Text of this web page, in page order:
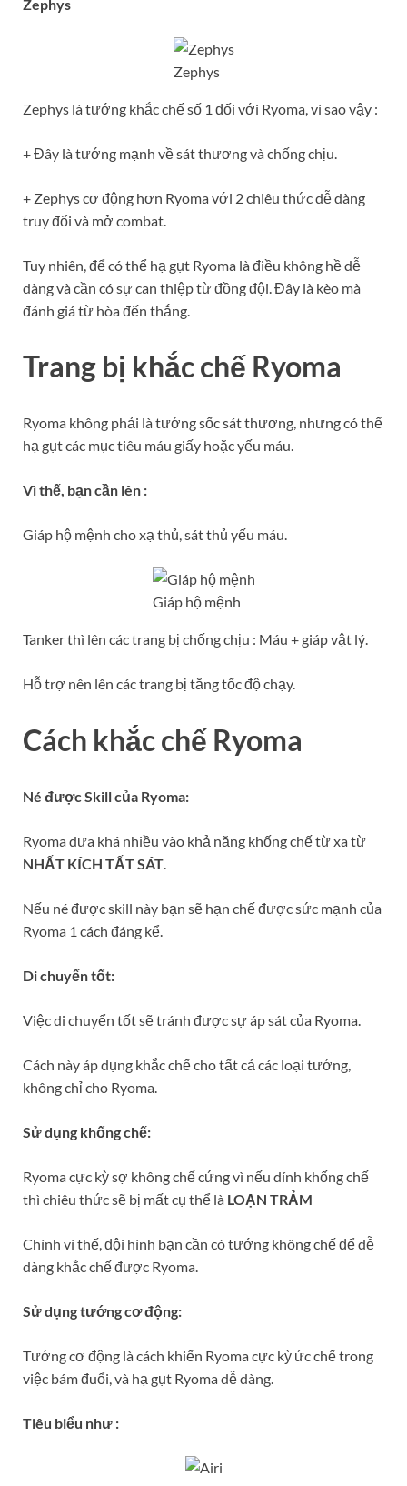
Zephys
Zephys
Zephys là tướng khắc chế số 1 đối với Ryoma, vì sao vậy :
+ Đây là tướng mạnh về sát thương và chống chịu.
+ Zephys cơ động hơn Ryoma với 2 chiêu thức dễ dàng
truy đổi và mở combat.
Tuy nhiên, để có thể hạ gụt Ryoma là điều không hề dễ
dàng và cần có sự can thiệp từ đồng đội. Đây là kèo mà
đánh giá từ hòa đến thắng.
Trang bị khắc chế Ryoma
Ryoma không phải là tướng sốc sát thương, nhưng có thể
hạ gụt các mục tiêu máu giấy hoặc yếu máu.
Vì thế, bạn cần lên :
Giáp hộ mệnh cho xạ thủ, sát thủ yếu máu.
Giáp hộ mệnh
Tanker thì lên các trang bị chống chịu : Máu + giáp vật lý.
Hỗ trợ nên lên các trang bị tăng tốc độ chạy.
Cách khắc chế Ryoma
Né được Skill của Ryoma:
Ryoma dựa khá nhiều vào khả năng khống chế từ xa từ
NHẤT KÍCH TẤT SÁT
Nếu né được skill này bạn sẽ hạn chế được sức mạnh của
Ryoma 1 cách đáng kể.
Di chuyển tốt:
Việc di chuyển tốt sẽ tránh được sự áp sát của Ryoma.
Cách này áp dụng khắc chế cho tất cả các loại tướng,
không chỉ cho Ryoma.
Sử dụng khống chế:
Ryoma cực kỳ sợ không chế cứng vì nếu dính khống chế
thì chiêu thức sẽ bị mất cụ thể là LOẠN TRẢM
Chính vì thế, đội hình bạn cần có tướng không chế để dễ
dàng khắc chế được Ryoma.
Sử dụng tướng cơ động:
Tướng cơ động là cách khiến Ryoma cực kỳ ức chế trong
việc bám đuổi, và hạ gụt Ryoma dễ dàng.
Tiêu biểu như :